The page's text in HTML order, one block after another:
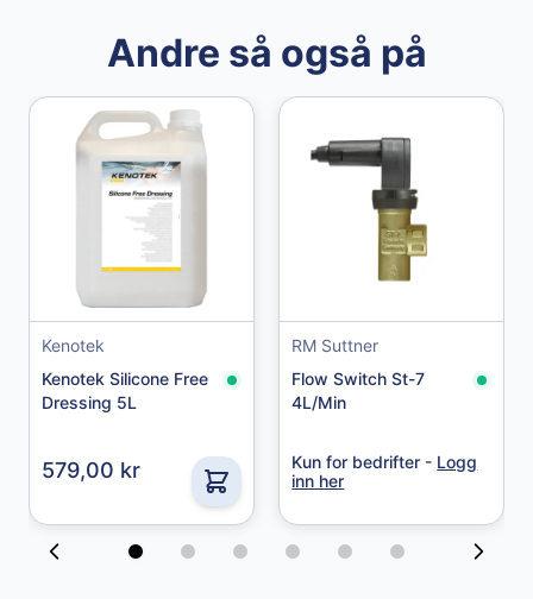
Granberg
Granberg Chemical Protective Gloves str. 10
49,00 kr
Andre så også på
Kenotek
Kenotek Silicone Free
Dressing 5L
579,00 kr
RM Suttner
Flow Switch St-7
4L/Min
Kun for bedrifter - Logg
inn her